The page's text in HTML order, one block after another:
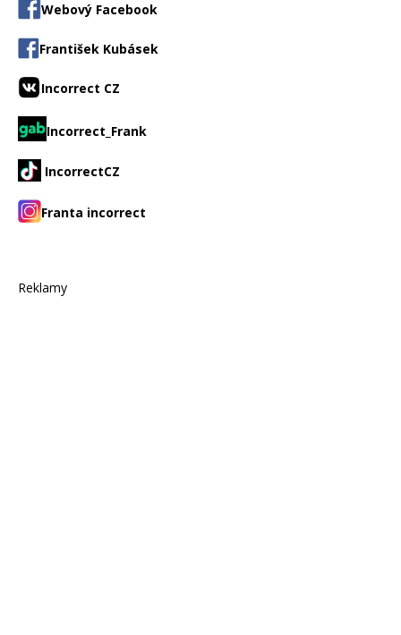
Webový Facebook
František Kubásek
Incorrect CZ
Incorrect_Frank
IncorrectCZ
Franta incorrect
Reklamy